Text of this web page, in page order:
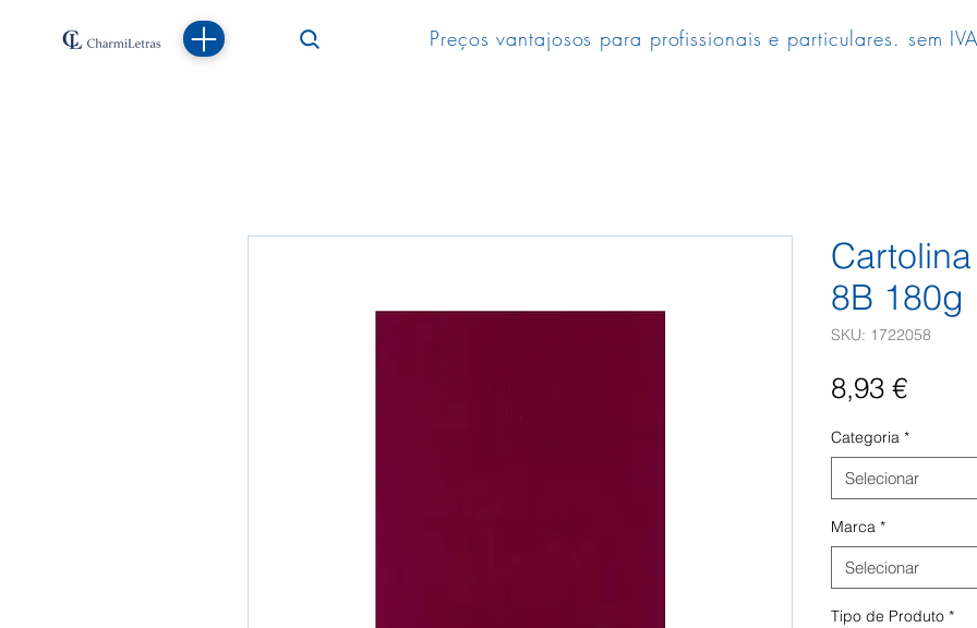
Preços vantajosos para profissionais e particulares. sem
8B 180g
SKU: 1722058
8,93 €Preço
Categoria *
Selecionar
Marca *
Selecionar
Tipo de Produto *